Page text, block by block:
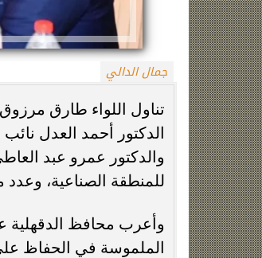
جمال الدالي
تناول اللواء طارق
الدكتور أحمد العدل
والدكتور عمرو عبد
للمنطقة الصناعية،
وأعرب محافظ الدقهلية
الملموسة في الحفاظ
الزمالك يعلن رسميًا جهاز معتمد جمال قبل
انطلاق موسم 2026-2027